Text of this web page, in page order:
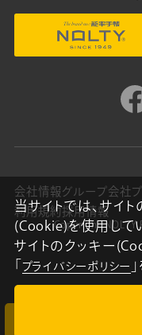
会社情報 グループ会社
利用規約採用情報
Copyright NOLTY
当サイトでは、サイ
(Cookie)を使用して
サイトのクッキー
プライバシーポリシー